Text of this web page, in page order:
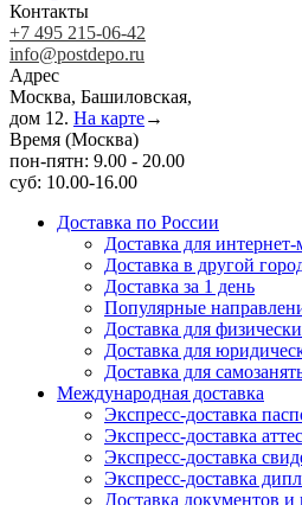
Контакты
+7 495 215-06-42
info@postdepo.ru
Адрес
Москва, Башиловская,
дом 12. На карте→
Время (Москва)
пон-пятн: 9.00 - 20.00
суб: 10.00-16.00
Доставка по России
Доставка для интернет-
Доставка в другой
Доставка за 1 день
Популярные
Доставка для
Доставка для
Доставка для
Международная доставка
Экспресс-доставка
Экспресс-доставка
Экспресс-доставка
Экспресс-доставка
Доставка документов